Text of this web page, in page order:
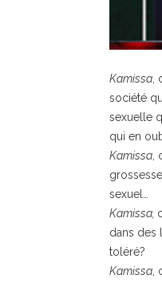
Kamissa
société
sexuelle
qui en
Kamissa
sexuel…
Kamissa,
dans des
toléré?
Kamissa